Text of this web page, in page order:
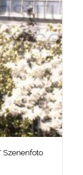
Szenenfoto